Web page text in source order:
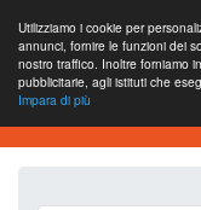
Utilizziamo i cookie per
annunci, fornire le funzioni dei
nostro traffico. Inoltre forniamo
pubblicitarie, agli istituti che
Impara di più
SEO Analytics